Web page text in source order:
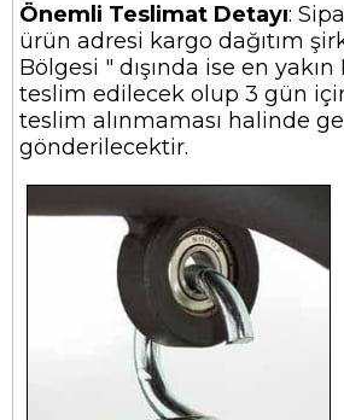
Önemli Teslimat Detayı:
ürün adresi kargo dağıtım
Bölgesi " dışında ise en
teslim edilecek olup 3 gün
teslim alınmaması halinde
gönderilecektir.